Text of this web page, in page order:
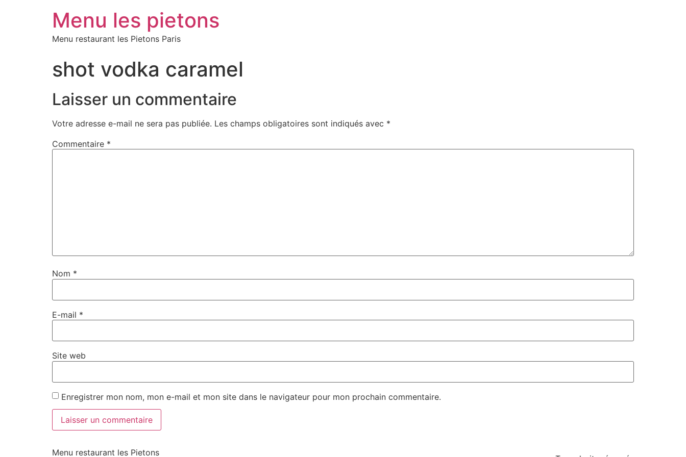
Menu les pietons
Menu restaurant les Pietons Paris
shot vodka caramel
Laisser un commentaire
Votre adresse e-mail ne sera pas publiée. Les champs obligatoires sont indiqués avec *
Commentaire *
Nom *
E-mail *
Site web
Enregistrer mon nom, mon e-mail et mon site dans le navigateur pour mon prochain commentaire.
Menu restaurant les Pietons